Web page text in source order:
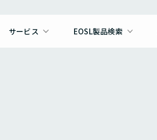
サービス EOSL製品検索